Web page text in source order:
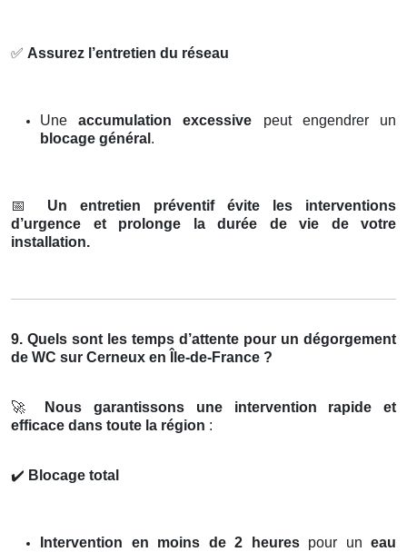
✅ Assurez l’entretien du réseau
Uneaccumulation excessive peut engendrer un
blocage général .
📅
Un entretien préventif évite les interventions
d’urgence et prolonge la durée de vie de votre
installation.
9. Quels sont les temps d’attente pour un dégorgement
de WC sur Cerneux en Île-de-France ?
🚀
Nous garantissons une intervention rapide et
efficace dans toute la région :
✔️ Blocage total
Intervention en moins de 2 heurespour un eau